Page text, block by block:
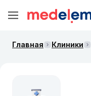
Главная Клиники